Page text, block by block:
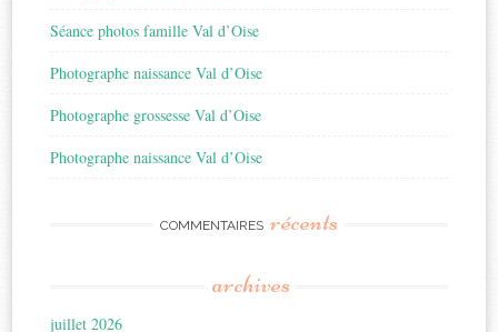
Séance photos famille Val d’Oise
Photographe naissance Val d’Oise
Photographe grossesse Val d’Oise
Photographe naissance Val d’Oise
COMMENTAIRES récents
archives
juillet 2026